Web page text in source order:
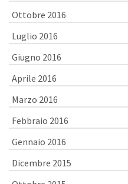
Ottobre 2016
Luglio 2016
Giugno 2016
Aprile 2016
Marzo 2016
Febbraio 2016
Gennaio 2016
Dicembre 2015